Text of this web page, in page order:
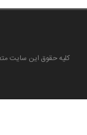
کلیه حقوق این سایت